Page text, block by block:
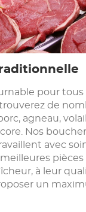
pour tous
de
agneau,
Nos
avec
pièces
à leur
un